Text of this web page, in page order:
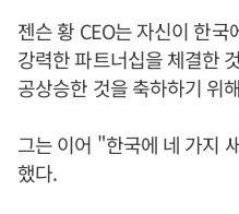
젠슨 황 CEO는 자신이 한
강력한 파트너십을 체결한
공상승한 것을 축하하기 위
그는 이어 "한국에 네 가지
했다.